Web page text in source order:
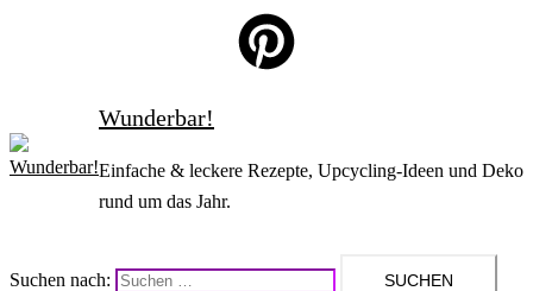
Wunderbar!
Einfache & leckere Rezepte, Upcycling-Ideen und Deko
rund um das Jahr.
Suchen nach: